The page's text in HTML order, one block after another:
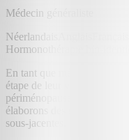
Médecin généraliste
Néerlandais
Hormonothérapie bio-
En tant que médecin
étape de leur vie. Chez
périménopause. Ensemble,
élaborons des solutions
sous-jacentes.